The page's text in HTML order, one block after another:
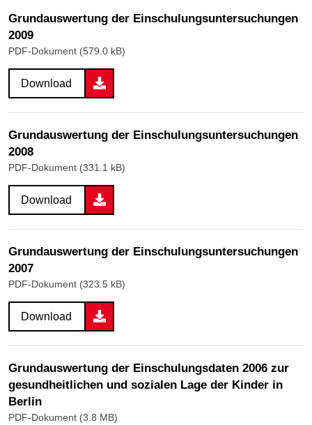
Grundauswertung der Einschulungsuntersuchungen
2009
PDF-Dokument (579.0 kB)
Download
Grundauswertung der Einschulungsuntersuchungen
2008
PDF-Dokument (331.1 kB)
Download
Grundauswertung der Einschulungsuntersuchungen
2007
PDF-Dokument (323.5 kB)
Download
Grundauswertung der Einschulungsdaten 2006 zur
gesundheitlichen und sozialen Lage der Kinder in
Berlin
PDF-Dokument (3.8 MB)